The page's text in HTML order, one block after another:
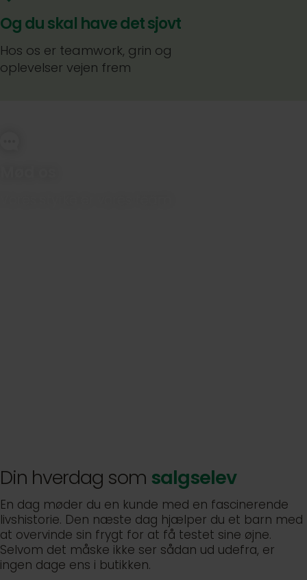
Og du skal have det sjovt
Hos os er teamwork, grin og
oplevelser vejen frem
Din hverdag som salgselev
En dag møder du en kunde med en fascinerende
livshistorie. Den næste dag hjælper du et barn med
at overvinde sin frygt for at få testet sine øjne.
Selvom det måske ikke ser sådan ud udefra, er
ingen dage ens i butikken.